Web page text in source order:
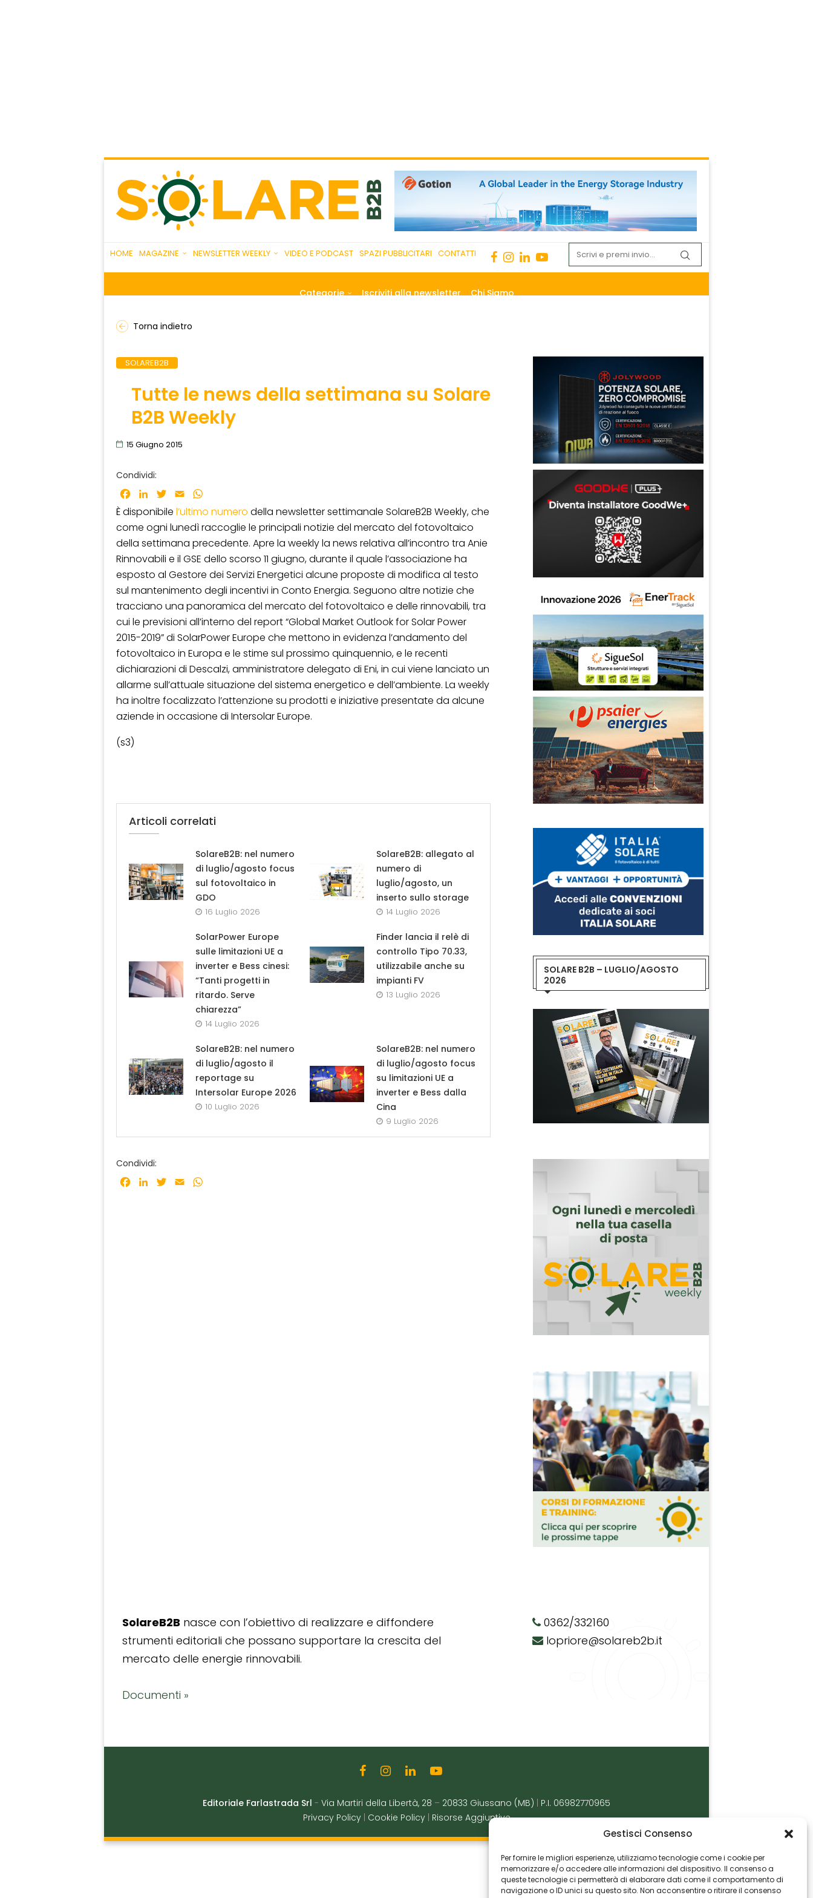
Gestisci Consenso
Per fornire le migliori esperienze, utilizziamo tecnologie come i cookie per
memorizzare e/o accedere alle informazioni del dispositivo. Il consenso a
queste tecnologie ci permetterà di elaborare dati come il comportamento di
navigazione o ID unici su questo sito. Non acconsentire o ritirare il consenso
HOME MAGAZINE NEWSLETTER WEEKLY VIDEO E PODCAST SPAZI PUBBLICITARI CONTATTI
Categorie Iscriviti alla newsletter Chi Siamo
Torna indietro
SOLAREB2B
Tutte le news della settimana su Solare
B2B Weekly
15 Giugno 2015
Condividi:
Facebook
LinkedInTwitter
Email
È disponibile l’ultimo numero della newsletter settimanale SolareB2B Weekly, che
come ogni lunedì raccoglie le principali notizie del mercato del fotovoltaico
della settimana precedente. Apre la weekly la news relativa all’incontro tra Anie
Rinnovabili e il GSE dello scorso 11 giugno, durante il quale l’associazione ha
esposto al Gestore dei Servizi Energetici alcune proposte di modifica al testo
sul mantenimento degli incentivi in Conto Energia. Seguono altre notizie che
tracciano una panoramica del mercato del fotovoltaico e delle rinnovabili, tra
cui le previsioni all’interno del report “Global Market Outlook for Solar Power
2015-2019” di SolarPower Europe che mettono in evidenza l’andamento del
fotovoltaico in Europa e le stime sul prossimo quinquennio, e le recenti
dichiarazioni di Descalzi, amministratore delegato di Eni, in cui viene lanciato un
allarme sull’attuale situazione del sistema energetico e dell’ambiente. La weekly
ha inoltre focalizzato l’attenzione su prodotti e iniziative presentate da alcune
aziende in occasione di Intersolar Europe.
(s3)
Articoli correlati
SolareB2B: nel numero
di luglio/agosto focus
sul fotovoltaico in
GDO
16 Luglio 2026
SolareB2B: allegato al
numero di
luglio/agosto, un
inserto sullo storage
14 Luglio 2026
SolarPower Europe
sulle limitazioni UE a
inverter e Bess cinesi:
“Tanti progetti in
ritardo. Serve
chiarezza”
14 Luglio 2026
Finder lancia il relè di
controllo Tipo 70.33,
utilizzabile anche su
impianti FV
13 Luglio 2026
SolareB2B: nel numero
di luglio/agosto il
reportage su
Intersolar Europe 2026
10 Luglio 2026
SolareB2B: nel numero
di luglio/agosto focus
su limitazioni UE a
inverter e Bess dalla
Cina
9 Luglio 2026
Condividi:
Facebook
LinkedInTwitter
Email
SOLARE B2B – LUGLIO/AGOSTO
2026
SolareB2B nasce con l’obiettivo di realizzare e diffondere
strumenti editoriali che possano supportare la crescita del
mercato delle energie rinnovabili.
Documenti »
0362/332160
lopriore@solareb2b.it
Editoriale Farlastrada Srl - Via Martiri della Libertà, 28 – 20833 Giussano (MB)
P.I. 06982770965
Privacy Policy
Cookie Policy Risorse Aggiuntive